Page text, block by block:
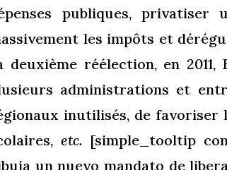
publiques,
les impôts et
deuxième réélection, en
administrations et
inutilisés, de favoriser
etc. [simple_tooltip
un nuevo mandato de